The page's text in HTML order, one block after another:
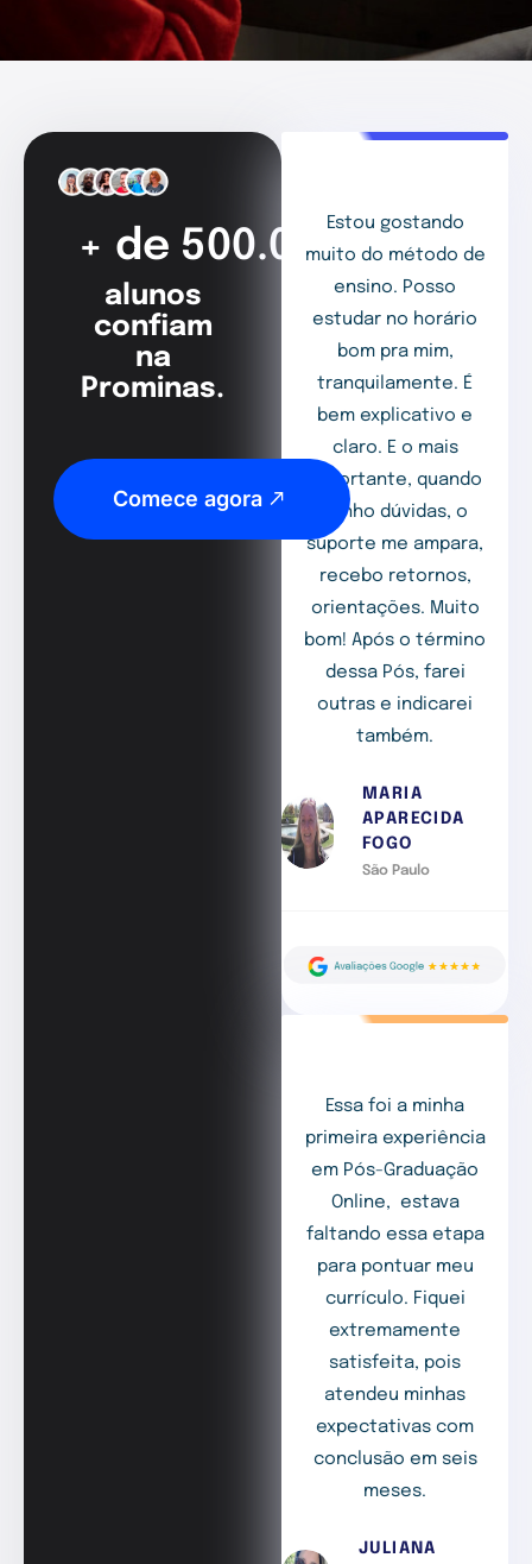
+ de 500.000
alunos
confiam
na
Prominas.
Comece agora
Estou gostando
muito do método de
ensino. Posso
estudar no horário
bom pra mim,
tranquilamente. É
bem explicativo e
claro. E o mais
importante, quando
tenho dúvidas, o
suporte me ampara,
recebo retornos,
orientações. Muito
bom! Após o término
dessa Pós, farei
outras e indicarei
também.
MARIA
APARECIDA
FOGO
São Paulo
Essa foi a minha
primeira experiência
em Pós-Graduação
Online, estava
faltando essa etapa
para pontuar meu
currículo. Fiquei
extremamente
satisfeita, pois
atendeu minhas
expectativas com
conclusão em seis
meses.
JULIANA